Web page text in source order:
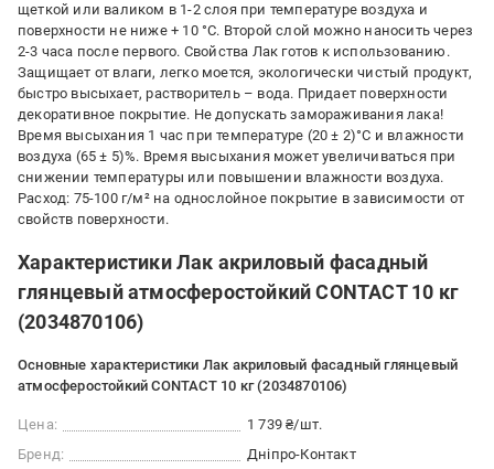
щеткой или валиком в 1-2 слоя при температуре воздуха и
поверхности не ниже + 10 °С. Второй слой можно наносить через
2-3 часа после первого. Свойства Лак готов к использованию.
Защищает от влаги, легко моется, экологически чистый продукт,
быстро высыхает, растворитель – вода. Придает поверхности
декоративное покрытие. Не допускать замораживания лака!
Время высыхания 1 час при температуре (20 ± 2)°С и влажности
воздуха (65 ± 5)%. Время высыхания может увеличиваться при
снижении температуры или повышении влажности воздуха.
Расход: 75-100 г/м² на однослойное покрытие в зависимости от
свойств поверхности.
Характеристики Лак акриловый фасадный
глянцевый атмосферостойкий CONTACT 10 кг
(2034870106)
Основные характеристики Лак акриловый фасадный глянцевый
атмосферостойкий CONTACT 10 кг (2034870106)
Цена:
1 739 ₴/шт.
Бренд:
Дніпро-Контакт